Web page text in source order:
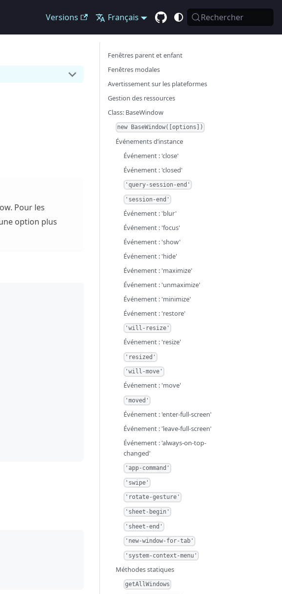
Versions Français Rechercher
Pour les
option plus
Fenêtres parent et enfant
Fenêtres modales
Avertissement sur les plateformes
Gestion des ressources
Class: BaseWindow
new BaseWindow([options])
Événements d’instance
Événement : 'close'
Événement : 'closed'
'query-session-end'
'session-end'
Événement : 'blur'
Événement : 'focus'
Événement : 'show'
Événement : 'hide'
Événement : 'maximize'
Événement : 'unmaximize'
Événement : 'minimize'
Événement : 'restore'
'will-resize'
Événement : 'resize'
'resized'
'will-move'
Événement : 'move'
'moved'
Événement : 'enter-full-screen'
Événement : 'leave-full-screen'
Événement : 'always-on-top-
changed'
'app-command'
'swipe'
'rotate-gesture'
'sheet-begin'
'sheet-end'
'new-window-for-tab'
'system-context-menu'
Méthodes statiques
getAllWindows